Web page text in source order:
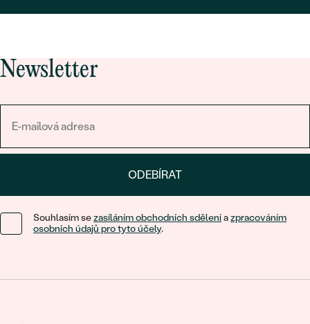
Newsletter
ODEBÍRAT
Souhlasím sezasíláním obchodních sděleníazpracováním
osobních údajů pro tyto účely.